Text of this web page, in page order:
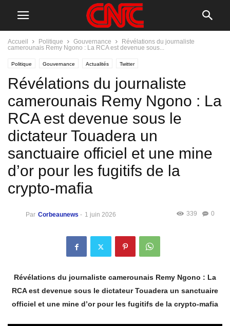
Accueil Politique Gouvernance
Révélations du journaliste
camerounais Remy Ngono : La RCA est devenue sous...
Politique Gouvernance Actualités Twitter
Révélations du journaliste
camerounais Remy Ngono : La
RCA est devenue sous le
dictateur Touadera un
sanctuaire officiel et une mine
d’or pour les fugitifs de la
crypto-mafia
Par Corbeaunews - 1 juin 2026 0
339
Révélations du journaliste camerounais Remy Ngono : La
RCA est devenue sous le dictateur Touadera un sanctuaire
officiel et une mine d’or pour les fugitifs de la crypto-mafia